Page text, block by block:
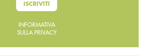
ISCRIVITI
INFORMATIVA
SULLA PRIVACY